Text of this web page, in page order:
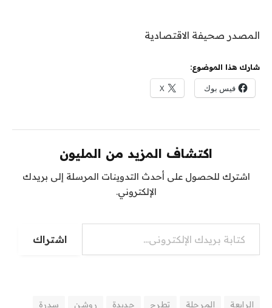
المصدر صحيفة الاقتصادية
شارك هذا الموضوع:
فيس بوك X
اكتشاف المزيد من المليون
اشترك للحصول على أحدث التدوينات المرسلة إلى بريدك
الإلكتروني.
اشتراك
الرابعة المرحلة تطرح جديدة روشن
سدرة